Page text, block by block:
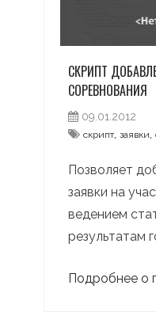
СКРИПТ
СОРЕВНОВАНИЯ
09.01.2012
скрипт, заявки
Позволяет
заявки на
ведением
результатам
Подробнее о